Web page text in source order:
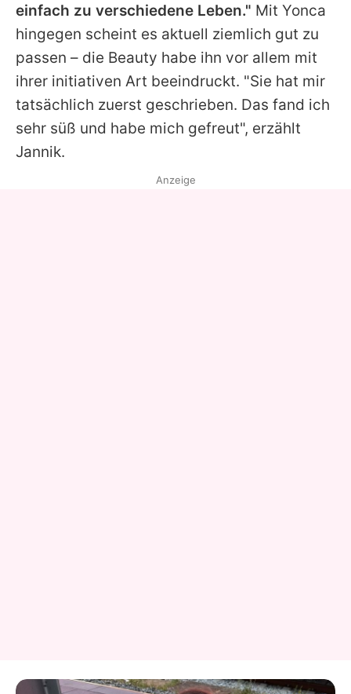
einfach zu verschiedene Leben." Mit Yonca
hingegen scheint es aktuell ziemlich gut zu
passen – die Beauty habe ihn vor allem mit
ihrer initiativen Art beeindruckt. "Sie hat mir
tatsächlich zuerst geschrieben. Das fand ich
sehr süß und habe mich gefreut", erzählt
Jannik.
Anzeige